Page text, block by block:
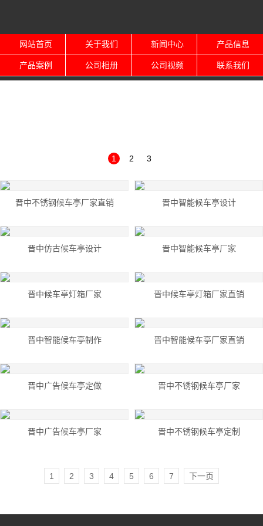
网站首页 关于我们 新闻中心 产品信息
产品案例 公司相册 公司视频 联系我们
1 2 3
晋中不锈钢候车亭厂家直销 晋中智能候车亭设计
晋中仿古候车亭设计 晋中智能候车亭厂家
晋中候车亭灯箱厂家 晋中候车亭灯箱厂家直销
晋中智能候车亭制作 晋中智能候车亭厂家直销
晋中广告候车亭定做 晋中不锈钢候车亭厂家
晋中广告候车亭厂家 晋中不锈钢候车亭定制
1 2 3 4 5 6 7 下一页